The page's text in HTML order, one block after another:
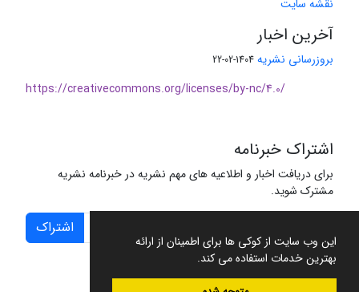
این وب سایت از کوکی ها برای اطمینان از ارائه
بهترین خدمات استفاده می کند.
نقشه سایت
آخرین اخبار
بروزرسانی نشریه 1404-02-22
https://creativecommons.org/licenses/by-nc/4.0/
اشتراک خبرنامه
برای دریافت اخبار و اطلاعیه های مهم نشریه در خبرنامه نشریه
مشترک شوید.
اشتراک